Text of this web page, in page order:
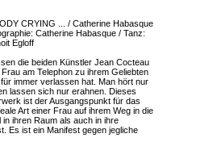
CRYING ... / Catherine Habasque
Catherine Habasque / Tanz:
Egloff
die beiden Künstler Jean Cocteau
am Telephon zu ihrem Geliebten
immer verlassen hat. Man hört nur
lassen sich nur erahnen. Dieses
ist der Ausgangspunkt für das
Art einer Frau auf ihrem Weg in die
ihren Raum als auch in ihre
Es ist ein Manifest gegen jegliche